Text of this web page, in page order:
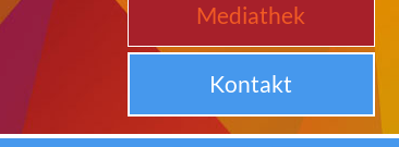
Mediathek
Kontakt